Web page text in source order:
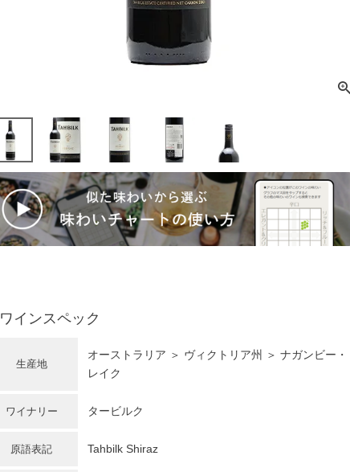
ワインスペック
生産地
オーストラリア ＞ ヴィクトリア州 ＞ ナガンビー・
レイク
ワイナリー タービルク
原語表記 Tahbilk Shiraz